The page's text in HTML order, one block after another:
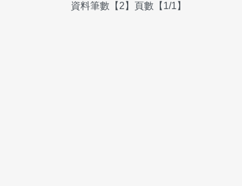
資料筆數【2】頁數【1/1】